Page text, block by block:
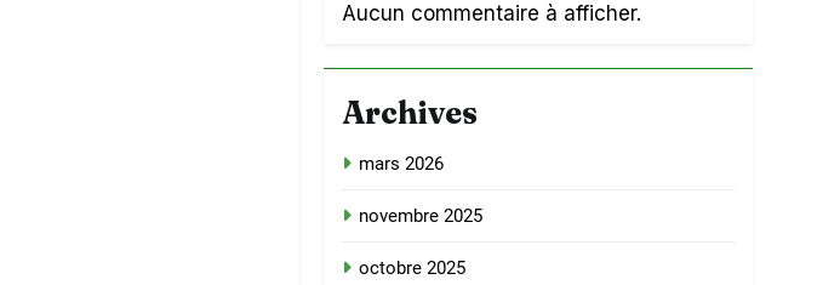
Aucun commentaire à afficher.
Archives
mars 2026
novembre 2025
octobre 2025